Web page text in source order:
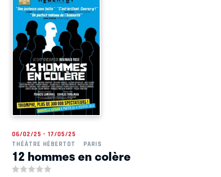
06/02/25 - 17/05/25
THÉÂTRE HÉBERTOT
PARIS
12 hommes en colère